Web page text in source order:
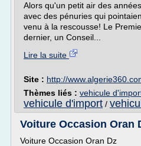
Alors qu'un petit air des
avec des pénuries qui
venu à la rescousse! Le
dernier, un Conseil...
Lire la suite
Site : http://
Thèmes liés : vehicule
vehicule d'import /
Voiture Occasion Oran
Voiture Occasion Oran Dz